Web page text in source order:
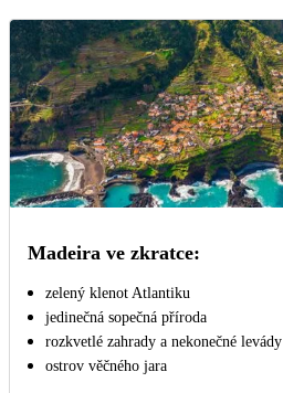
Madeira ve zkratce:
zelený klenot Atlantiku
jedinečná sopečná příroda
rozkvetlé zahrady a nekonečné levády
ostrov věčného jara